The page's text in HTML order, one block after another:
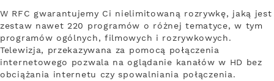
W RFC gwarantujemy Ci nielimitowaną rozrywkę, jaką jest
zestaw nawet 220 programów o różnej tematyce, w tym
programów ogólnych, filmowych i rozrywkowych.
Telewizja, przekazywana za pomocą połączenia
internetowego pozwala na oglądanie kanałów w HD bez
obciążania internetu czy spowalniania połączenia.